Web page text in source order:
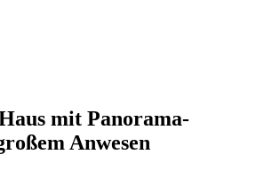
mit Panorama-
Anwesen